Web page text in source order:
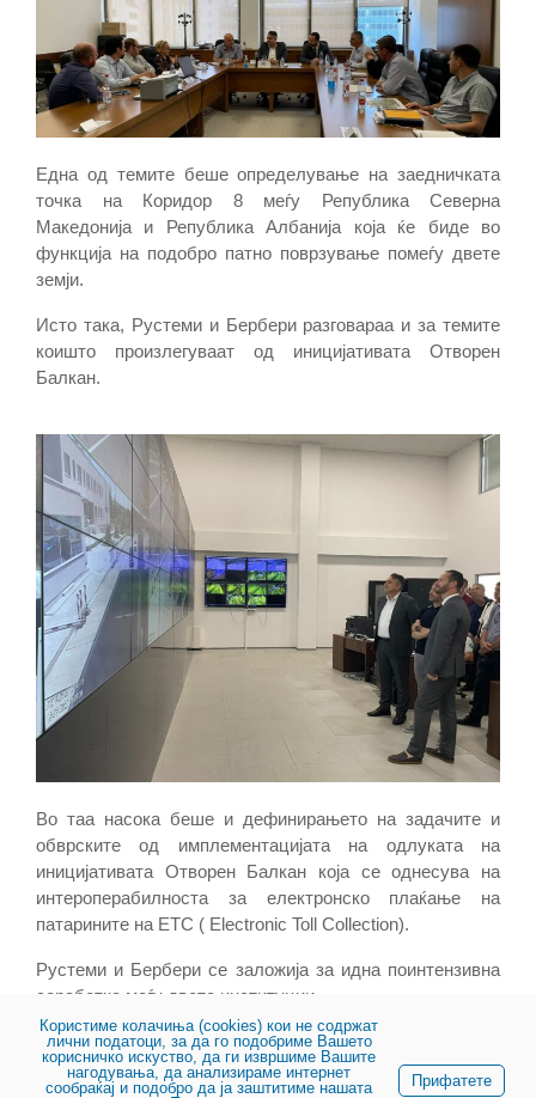
Една од темите беше определување на заедничката
точка на Коридор 8 меѓу Република Северна
Македонија и Република Албанија која ќе биде во
функција на подобро патно поврзување помеѓу двете
земји.
Исто така, Рустеми и Бербери разговараа и за темите
коишто произлегуваат од иницијативата Отворен
Балкан.
Во таа насока беше и дефинирањето на задачите и
обврските од имплементацијата на одлуката на
иницијативата Отворен Балкан која се однесува на
интероперабилноста за електронско плаќање на
патарините на ETC ( Electronic Toll Collection).
Рустеми и Бербери се заложија за идна поинтензивна
соработка меѓу двете институции.
Користиме колачиња (cookies) кои не содржат
лични податоци, за да го подобриме Вашето
корисничко искуство, да ги извршиме Вашите
нагодувања, да анализираме интернет
сообраќај и подобро да ја заштитиме нашата
Прифатете